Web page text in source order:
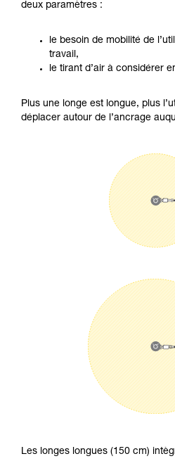
deux paramètres :
le besoin de mobilité de
travail,
le tirant d’air à considérer
Plus une longe est longue, plus
déplacer autour de l’ancrage
Les longes longues (150 cm)